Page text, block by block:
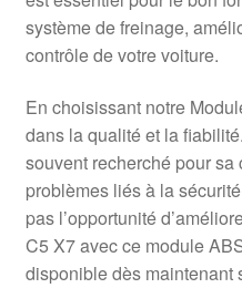
Politique de confidentialité
Termes et conditions
système de freinage,
contrôle de votre voiture.
En choisissant notre
dans la qualité et la
souvent recherché pour
problèmes liés à la
pas l’opportunité
C5 X7 avec ce module
disponible dès maintenant